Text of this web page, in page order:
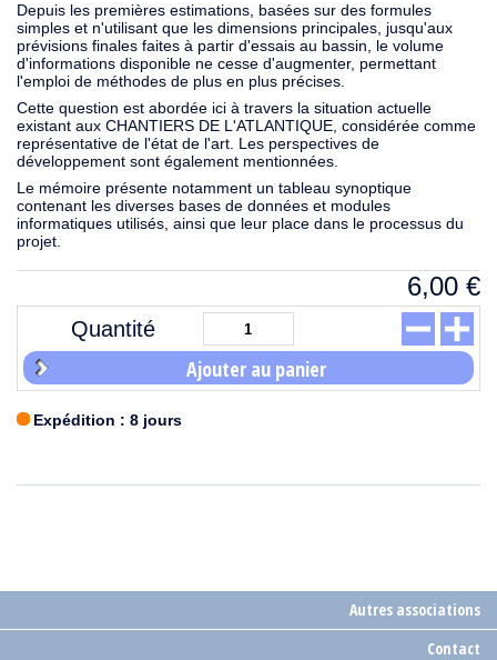
Depuis les premières estimations, basées sur des formules
simples et n'utilisant que les dimensions principales, jusqu'aux
prévisions finales faites à partir d'essais au bassin, le volume
d'informations disponible ne cesse d'augmenter, permettant
l'emploi de méthodes de plus en plus précises.
Cette question est abordée ici à travers la situation actuelle
existant aux CHANTIERS DE L'ATLANTIQUE, considérée comme
représentative de l'état de l'art. Les perspectives de
développement sont également mentionnées.
Le mémoire présente notamment un tableau synoptique
contenant les diverses bases de données et modules
informatiques utilisés, ainsi que leur place dans le processus du
projet.
6,00 €
Quantité
Ajouter au panier
Expédition : 8 jours
Autres associations
Contact